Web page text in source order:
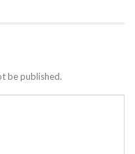
be published.